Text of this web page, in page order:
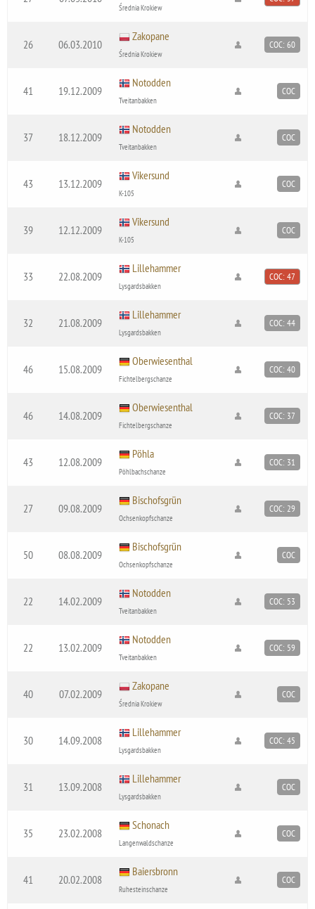
Średnia Krokiew
26 06.03.2010
Zakopane
Średnia Krokiew
COC: 60
41 19.12.2009
Notodden
Tveitanbakken
COC
37 18.12.2009
Notodden
Tveitanbakken
COC
43 13.12.2009
Vikersund
K-105
COC
39 12.12.2009
Vikersund
K-105
COC
33 22.08.2009
Lillehammer
Lysgardsbakken
COC: 47
32 21.08.2009
Lillehammer
Lysgardsbakken
COC: 44
46 15.08.2009
Oberwiesenthal
Fichtelbergschanze
COC: 40
46 14.08.2009
Oberwiesenthal
Fichtelbergschanze
COC: 37
43 12.08.2009
Pöhla
Pöhlbachschanze
COC: 31
27 09.08.2009
Bischofsgrün
Ochsenkopfschanze
COC: 29
50 08.08.2009
Bischofsgrün
Ochsenkopfschanze
COC
22 14.02.2009
Notodden
Tveitanbakken
COC: 53
22 13.02.2009
Notodden
Tveitanbakken
COC: 59
40 07.02.2009
Zakopane
Średnia Krokiew
COC
30 14.09.2008
Lillehammer
Lysgardsbakken
COC: 45
31 13.09.2008
Lillehammer
Lysgardsbakken
COC
35 23.02.2008
Schonach
Langenwaldschanze
COC
41 20.02.2008
Baiersbronn
Ruhesteinschanze
COC